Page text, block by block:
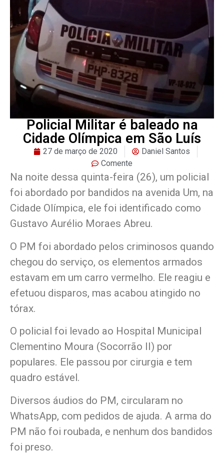
Policial Militar é baleado na
Cidade Olímpica em São Luís
27 de março de 2020
Daniel Santos
Comente
Na noite dessa quinta-feira (26), um policial
foi abordado por bandidos na avenida Um, na
Cidade Olímpica, ele foi identificado como
Gustavo Aurélio Moraes Abreu.
O PM foi abordado pelos criminosos quando
chegou do serviço, os elementos armados
estavam em um carro vermelho. Ele reagiu e
efetuou disparos, mas acabou atingido no
tórax.
O policial foi levado ao Hospital Municipal
Clementino Moura (Socorrão II) por
populares. Ele passou por cirurgia e tem
quadro estável.
Diversos áudios do PM, circularam no
WhatsApp, com pedidos de ajuda. A arma do
PM não foi roubada, e nenhum dos bandidos
foi preso.